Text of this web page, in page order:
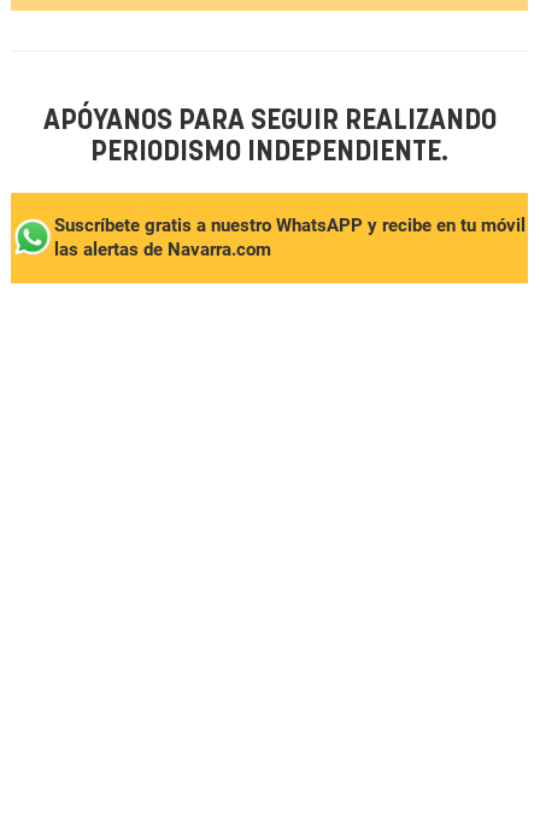
APÓYANOS PARA SEGUIR REALIZANDO
PERIODISMO INDEPENDIENTE.
Suscríbete gratis a nuestro WhatsAPP y recibe en tu móvil
las alertas de Navarra.com